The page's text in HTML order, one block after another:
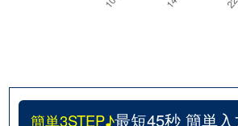
簡単3STEP♪最短45秒 簡単